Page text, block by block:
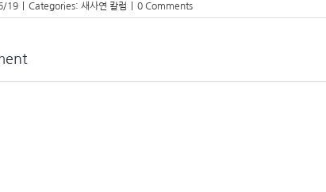
19 Categories: 새사연 칼럼 0 Comments